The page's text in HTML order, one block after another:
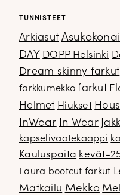
TUNNISTEET
Arkiasut
DAY DOPP Helsinki
Dream skinny farkut
farkkumekko farkut
Helmet Hiukset
InWear In Wear
kapselivaatekaappi
Kauluspaita kevät-
Laura bootcut farkut
Matkailu Mekko